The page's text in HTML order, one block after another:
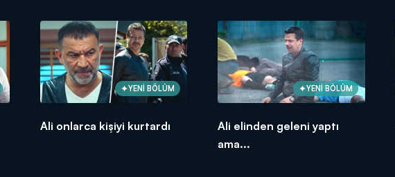
YENİ BÖLÜM
Ali onlarca kişiyi kurtardı
YENİ BÖLÜM
Ali elinden geleni yaptı
ama...